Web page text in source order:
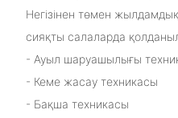
Негізінен төмен
сияқты салаларда
- Ауыл шаруашылығы
- Кеме жасау техникасы
- Бақша техникасы